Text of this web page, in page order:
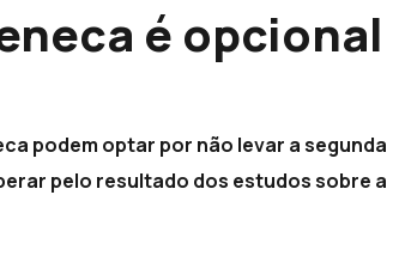
é opcional
podem optar por não levar a segunda
pelo resultado dos estudos sobre a